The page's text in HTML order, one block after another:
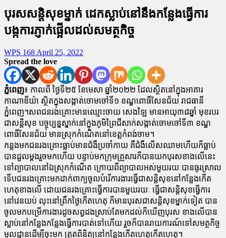
បុរសសន្តិសុខម្នាក់ ដេកស្លាប់នៅនឹងកន្លែងធ្វើការ
បង្កការភ្ញាក់ផ្អើលដល់សមត្ថកិច្ច
WPS 168 April 25, 2022
Spread the love
ភ្នំពេញ៖ កាលពី ថ្ងៃទី២៥ ខែមេសា ឆ្នាំ២០២២ ដែលស្ថិតនៅក្នុងអាគារ
កាណាឌីយ៉ា ស្ថិតក្នុងសង្កាត់ចោមចៅទី១ ខណ្ឌពោធិ៍សែនជ័យ រាជធានី
ភ្នំពេញ។សពជនរងគ្រោះមានឈ្មោះចាយ សេងឡៃ មានអាយុ៣៨ឆ្នាំ មុខរបរ
ជាសន្តិសុខ បច្ចុប្បន្នស្នាក់នៅក្នុងភូមិព្រៃជីសាក់សង្កាត់ចោមចៅទី៣ ខណ្ឌ
ពោធិ៍សែនជ័យ មានស្រុកកំណើតនៅខេត្តកំពង់ចាម។
កន្លងមកជនរងគ្រោះធ្លាប់មានជំងឺប្រចាំកាយ គឺជំងឺលើសឈាមហើយក៏ធ្លាប់
បានដួលម្ដងរួចមកហើយ បន្ទាប់មកក្រុមគ្រួសារក៏បានយកបុរសខាងលើនេះ
ទៅព្យាបាលនៅឯស្រុកកំណើត ក្រោយពីព្យាបាលអស់មួយរយៈបានធូរស្រាល
ទើបជនរងគ្រោះមកដាក់ពាក្យចូលបំរើការងារធ្វើជាសន្តិសុខនៅកន្លែងកើត
ហេតុខាងលើ ដោយជនរងគ្រោះធ្វើការបានមួយរយៈ ធ្វើជាសន្តិសុខធ្វើការ
នៅវេនយប់ លុះនៅព្រឹកថ្ងៃកើតហេតុ ក៏មានបុរសជាសន្តិសុខម្នាក់ទៀត បាន
ចូលមកបម្រើការងារដូចសព្វដងស្រាប់តែមកដល់ក៏ឃើញបុរស ខាងលើបាន
ស្លាប់នៅកន្លែងកន្លែងធ្វើការបាត់ទៅហើយ រួចក៏បានរាយការណ៍ទៅសមត្ថកិច្ច
មូលដ្ឋានដើម្បីចុះមក ត្រួតពិនិត្យនៅកន្លែងកើតហេតុកើតហេតុ។